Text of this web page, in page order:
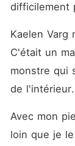
difficilement
Kaelen Varg
C'était un
monstre qui
de l'intérieur.
Avec mon
loin que je